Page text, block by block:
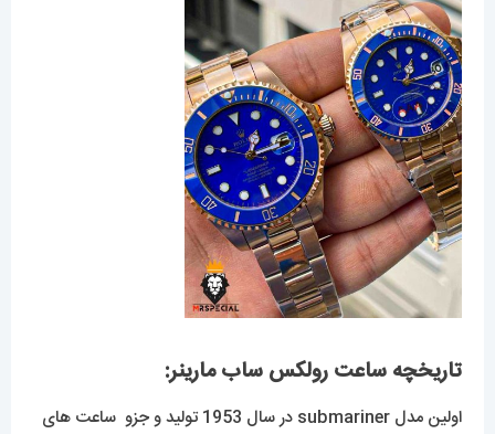
تاریخچه ساعت رولکس ساب مارینر:
اولین مدل submariner در سال 1953 تولید و جزو ساعت های